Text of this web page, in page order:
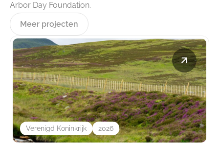
Arbor Day Foundation.
Meer projecten
Verenigd Koninkrijk 2026